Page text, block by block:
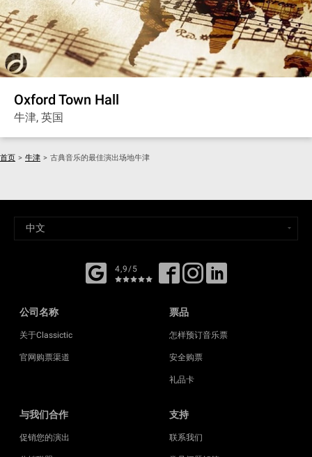
Oxford Town Hall
牛津, 英国
首页 > 牛津 > 古典音乐的最佳演出场地牛津
4,9/5
公司名称
关于Classictic
官网购票渠道
票品
怎样预订音乐票
安全购票
礼品卡
与我们合作
促销您的演出
支持
联系我们